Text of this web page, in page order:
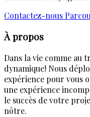
Contactez-nous
À propos
Dans la vie comme au
dynamique! Nous
expérience pour vous
une expérience
le succès de votre
nôtre.